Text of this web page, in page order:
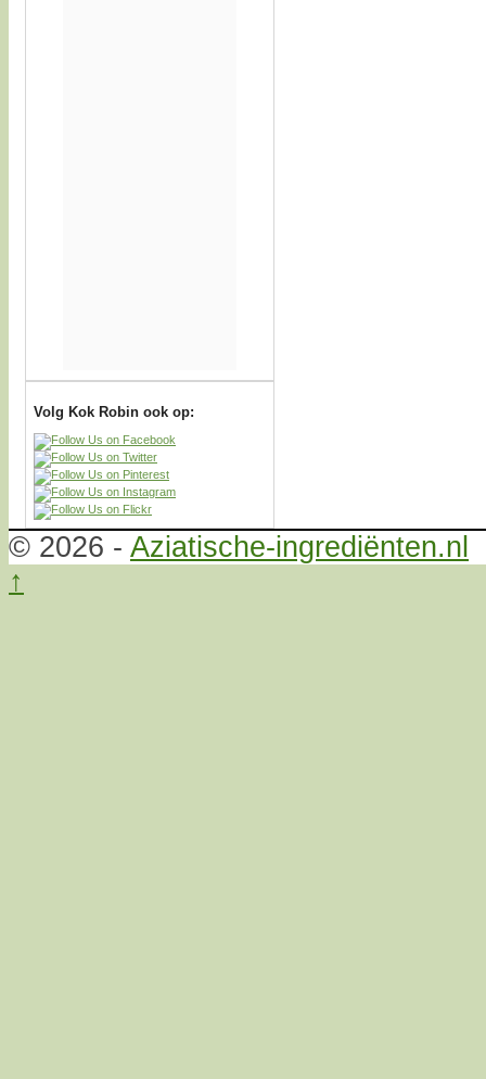
Volg Kok Robin ook op:
© 2026 - Aziatische-ingrediënten.nl
↑